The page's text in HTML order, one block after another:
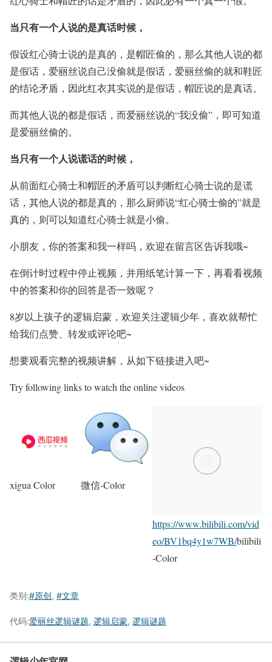
当只有一个人说的是真话时候，
假设红心骑士说的是真的，是帽匠偷的，那么其他人说的都
是假话，爱丽丝说自己没偷就是假话，爱丽丝偷的就和鞋匠
的结论矛盾，因此红衣其实说的是假话，帽匠说的是真话。
而其他人说的都是假话，而爱丽丝说的“我没偷”，即可知道
是爱丽丝偷的。
当只有一个人说谎话的时候，
从前面红心骑士和帽匠的矛盾可以判断红心骑士说的是谎
话，其他人说的都是真的，那么厨师说“红心骑士偷的”就是
真的，则可以知道红心骑士就是小偷。
小朋友，你的答案和我一样吗，欢迎在留言区告诉我哦~
在倒计时过程中停止视频，并用纸笔计算一下，再看看视频
中的答案和你的回答是否一致呢？
8岁以上孩子的逻辑启蒙，欢迎关注逻辑少年，喜欢就帮忙
给我们点赞、转发或评论吧~
想要观看完整的视频讲解，从如下链接进入吧~
Try following links to watch the online videos
xigua Color 微信-Color
https://www.bilibili.com/vid
eo/BV1bq4y1w7WB/bilibili
-Color
类别:#原创 , #文章
代码:爱丽丝逻辑谜题, 逻辑启蒙, 逻辑谜题